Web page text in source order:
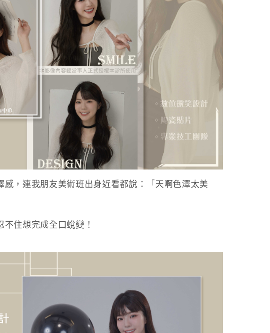
，連我朋友美術班出身近看都說：「天啊色澤太美
住想完成全口蛻變！